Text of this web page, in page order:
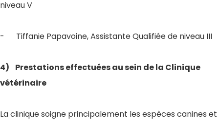
niveau V
- Tiffanie Papavoine, Assistante Qualifiée de niveau III
4) Prestations effectuées au sein de la Clinique
vétérinaire
La clinique soigne principalement les espèces canines et